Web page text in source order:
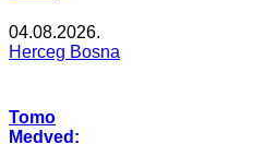
04.08.2026.
Herceg Bosna
Tomo
Medved: